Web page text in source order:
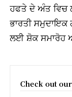
ਹਫਤੇ ਦੇ ਅੰਤ ਵਿਚ
ਭਾਰਤੀ ਸਮੁਦਾਇਕ
ਲਈ ਸ਼ੋਕ ਸਮਾਰੋਹ
Check out